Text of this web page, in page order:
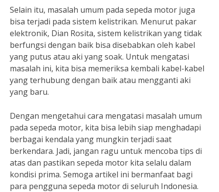
Selain itu, masalah umum pada sepeda motor juga
bisa terjadi pada sistem kelistrikan. Menurut pakar
elektronik, Dian Rosita, sistem kelistrikan yang tidak
berfungsi dengan baik bisa disebabkan oleh kabel
yang putus atau aki yang soak. Untuk mengatasi
masalah ini, kita bisa memeriksa kembali kabel-kabel
yang terhubung dengan baik atau mengganti aki
yang baru.
Dengan mengetahui cara mengatasi masalah umum
pada sepeda motor, kita bisa lebih siap menghadapi
berbagai kendala yang mungkin terjadi saat
berkendara. Jadi, jangan ragu untuk mencoba tips di
atas dan pastikan sepeda motor kita selalu dalam
kondisi prima. Semoga artikel ini bermanfaat bagi
para pengguna sepeda motor di seluruh Indonesia.